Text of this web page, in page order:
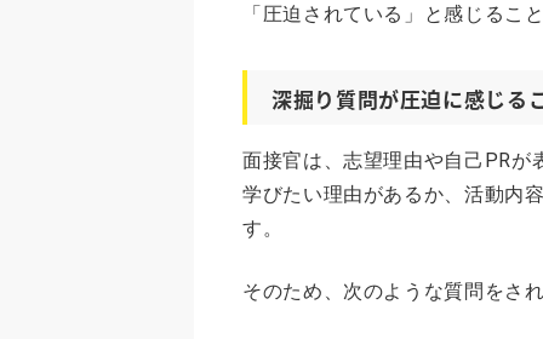
「圧迫されている」と感じるこ
深掘り質問が圧迫に感じる
面接官は、志望理由や自己PRが
学びたい理由があるか、活動内
す。
そのため、次のような質問をさ